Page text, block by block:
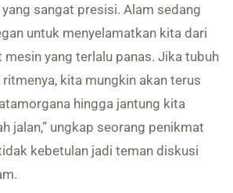
sangat presisi. Alam sedang
untuk menyelamatkan kita dari
mesin yang terlalu panas. Jika tubuh
kita mungkin akan terus
hingga jantung kita
jalan,” ungkap seorang penikmat
kebetulan jadi teman diskusi